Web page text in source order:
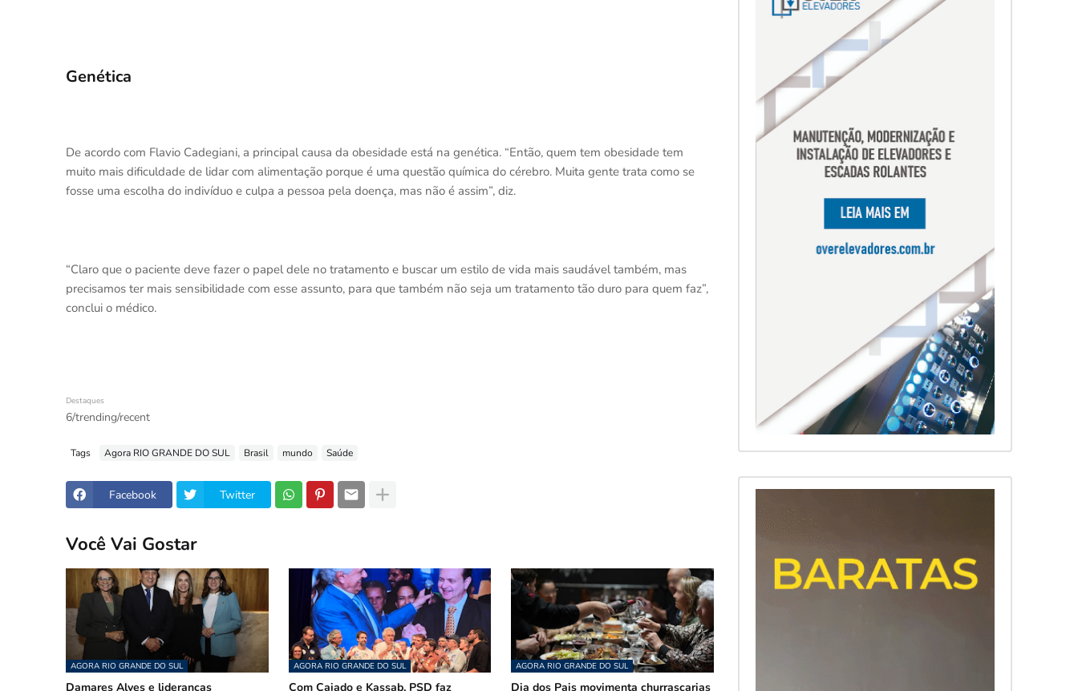
Genética
De acordo com Flavio Cadegiani, a principal causa da obesidade está na genética. “Então, quem tem obesidade tem
muito mais dificuldade de lidar com alimentação porque é uma questão química do cérebro. Muita gente trata como se
fosse uma escolha do indivíduo e culpa a pessoa pela doença, mas não é assim”, diz.
“Claro que o paciente deve fazer o papel dele no tratamento e buscar um estilo de vida mais saudável também, mas
precisamos ter mais sensibilidade com esse assunto, para que também não seja um tratamento tão duro para quem faz”,
conclui o médico.
Destaques
6/trending/recent
Tags Agora RIO GRANDE DO SUL Brasil mundo Saúde
Facebook Twitter
Você Vai Gostar
AGORA RIO GRANDE DO SUL
Damares Alves e lideranças
AGORA RIO GRANDE DO SUL
Com Caiado e Kassab, PSD faz
AGORA RIO GRANDE DO SUL
Dia dos Pais movimenta churrascarias